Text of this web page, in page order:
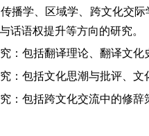
播学、区域学、跨文化交
话语权提升等方向的研究。
：包括翻译理论、翻译文
：包括文化思潮与批评、
：包括跨文化交流中的修